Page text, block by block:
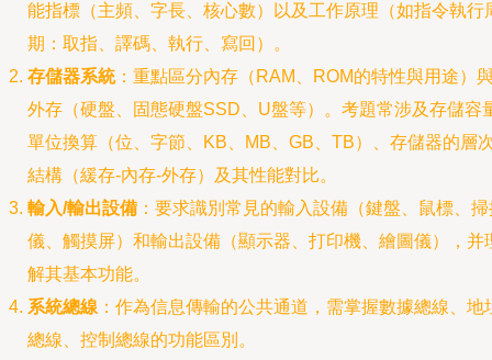
能指標（主頻、字長、核心數）以及工作原理（如指令執行
期：取指、譯碼、執行、寫回）。
存儲器系統：重點區分內存（RAM、ROM的特性與用途）
外存（硬盤、固態硬盤SSD、U盤等）。考題常涉及存儲容
單位換算（位、字節、KB、MB、GB、TB）、存儲器的層
結構（緩存-內存-外存）及其性能對比。
輸入/輸出設備 ：要求識別常見的輸入設備（鍵盤、鼠標、
儀、觸摸屏）和輸出設備（顯示器、打印機、繪圖儀），并
解其基本功能。
系統總線 ：作為信息傳輸的公共通道，需掌握數據總線、地
總線、控制總線的功能區別。